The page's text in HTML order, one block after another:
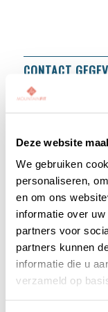
Deze website
We gebruiken
personaliseren,
en om ons
informatie over
partners voor
partners kunnen
informatie die u
verzameld op
CONTACT
MountainFit
06 – 29 08 77 85
06 – 53 58 69 51